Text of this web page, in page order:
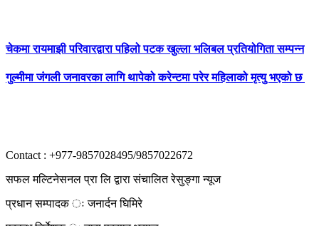
चेकमा रायमाझी परिवारद्वारा पहिलो पटक खुल्ला भलिबल प्रतियोगिता सम्पन्न
गुल्मीमा जंगली जनावरका लागि थापेको करेन्टमा परेर महिलाको मृत्यु भएको छ
Contact : +977-9857028495/9857022672
सफल मल्टिनेसनल प्रा लि द्वारा संचालित रेसुङ्गा न्यूज
प्रधान सम्पादक ः जनार्दन घिमिरे